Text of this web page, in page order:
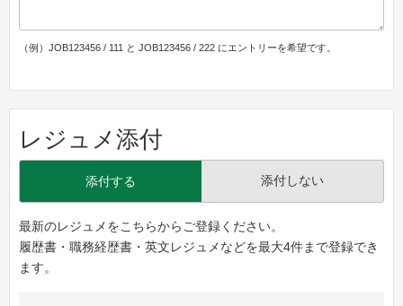
（例）JOB123456 / 111 と JOB123456 / 222 にエントリーを希望です。
レジュメ添付
添付する 添付しない
最新のレジュメをこちらからご登録ください。
履歴書・職務経歴書・英文レジュメなどを最大4件まで登録でき
ます。